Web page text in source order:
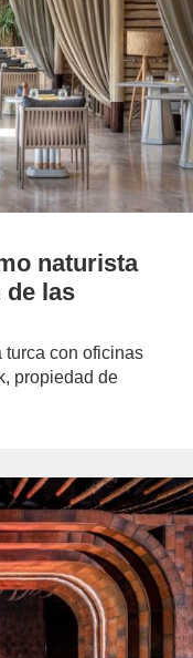
naturista
de las
turca con oficinas
propiedad de